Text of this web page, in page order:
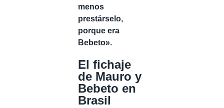
menos
prestárselo,
porque era
Bebeto».
El fichaje
de Mauro y
Bebeto en
Brasil